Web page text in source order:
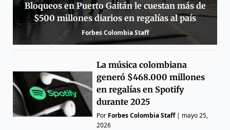
Bloqueos en Puerto Gaitán le cuestan más de
$500 millones diarios en regalías al país
Forbes Colombia Staff
La música colombiana
generó $468.000 millones
en regalías en Spotify
durante 2025
Por Forbes Colombia Staff| mayo 25,
2026